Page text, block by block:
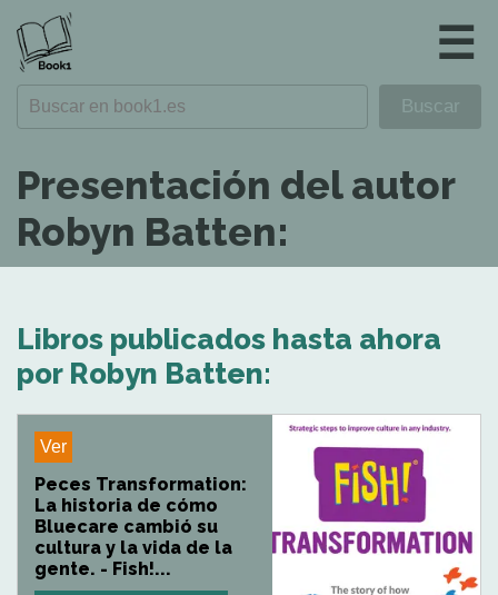
☰
Presentación del autor
Robyn Batten:
Libros publicados hasta ahora
por Robyn Batten:
Ver
Peces Transformation:
La historia de cómo
Bluecare cambió su
cultura y la vida de la
gente. - Fish!...